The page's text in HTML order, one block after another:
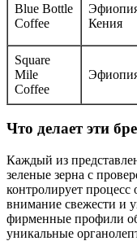
Blue Bottle
Coffee
Кения
Square
Mile
Coffee
Что делает эти
Каждый из
зеленые зерна с
контролирует процесс
внимание свежести и
фирменные профили
уникальные